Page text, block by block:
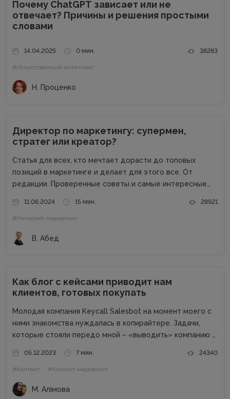
Почему ChatGPT зависает или не
отвечает? Причины и решения простыми
словами
14.04.2025 0 мин. 38283
#Искусственный интеллект
Н. Проценко
Директор по маркетингу: супермен,
стратег или креатор?
Статья для всех, кто мечтает дорасти до топовых
позиций в маркетинге и делает для этого все. От
редакции. Проверенные советы и самые интересные
на наш телеграм-канал и получайте каждую неделю
новую порцию...
11.06.2024 15 мин. 28921
#Интернет-маркетинг
В. Абед
Как блог с кейсами приводит нам
клиентов, готовых покупать
Молодая компания Keycall Salesbot на момент моего с
ними знакомства нуждалась в копирайтере. Задачи,
которые стояли передо мной – «выводить» компанию в
несколько размытая, но все же ясная – мне
предлагалась позиция...
05.12.2023 7 мин. 24340
#Контент #Контент-маркетинг
М. Алімова